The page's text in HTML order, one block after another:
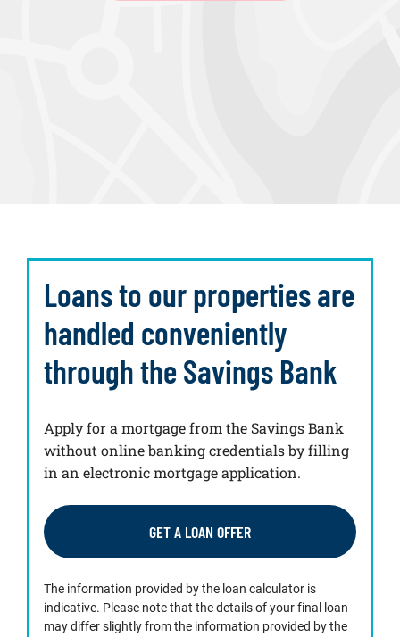
Loans to our properties are
handled conveniently
through the Savings Bank
Apply for a mortgage from the Savings Bank
without online banking credentials by filling
in an electronic mortgage application.
GET A LOAN OFFER
The information provided by the loan calculator is
indicative. Please note that the details of your final loan
may differ slightly from the information provided by the